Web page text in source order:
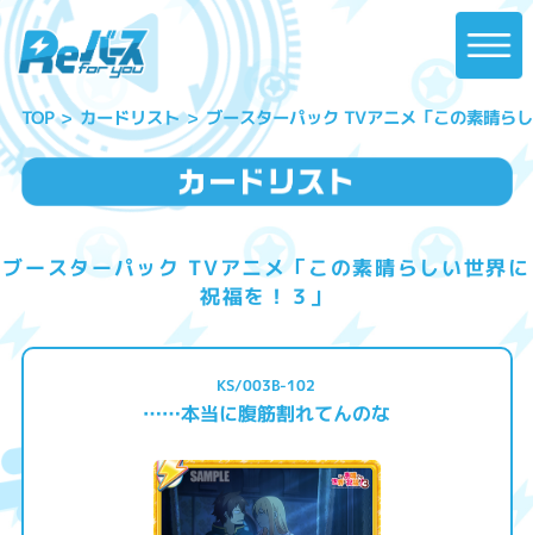
TOP カードリスト ブースターパック TVアニメ「この素晴ら
ブースターパック TVアニメ「この素晴らしい世界に
祝福を！３」
KS/003B-102
……本当に腹筋割れてんのな